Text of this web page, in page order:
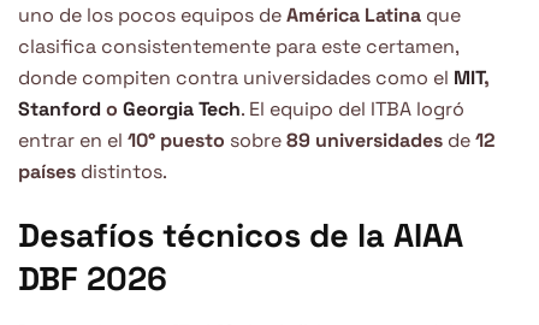
uno de los pocos equipos deAmérica Latina que
clasifica consistentemente para este certamen,
donde compiten contra universidades como el MIT,
Stanford o Georgia Tech. El equipo del ITBA logró
entrar en el 10° puesto sobre89 universidades de12
países distintos.
Desafíos técnicos de la AIAA
DBF 2026